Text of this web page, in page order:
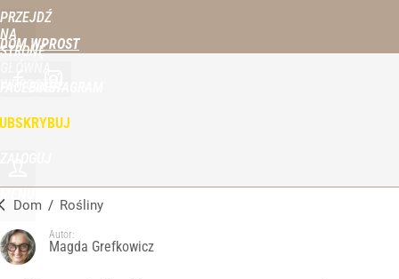
PRZEJDŹ
NA
STRONĘ
DOM WPROST
Dom / Rośliny
Autor:
Magda Grefkowicz